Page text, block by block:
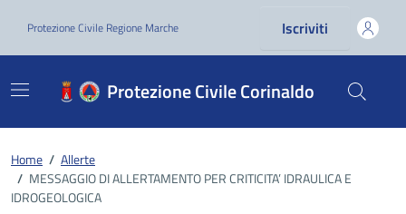
Protezione Civile Regione Marche Iscriviti
Protezione Civile Corinaldo
Home / Allerte
/ MESSAGGIO DI ALLERTAMENTO PER CRITICITA’ IDRAULICA E
IDROGEOLOGICA